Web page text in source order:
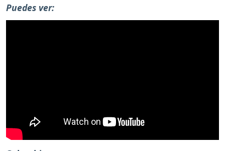
Puedes ver: